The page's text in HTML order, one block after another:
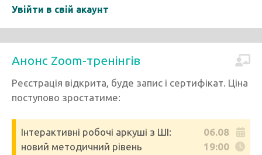
Увійти в свій акаунт
Анонс Zoom-тренінгів
Реєстрація відкрита, буде запис і сертифікат. Ціна
поступово зростатиме:
Інтерактивні робочі аркуші з ШІ:
новий методичний рівень
06.08
19:00